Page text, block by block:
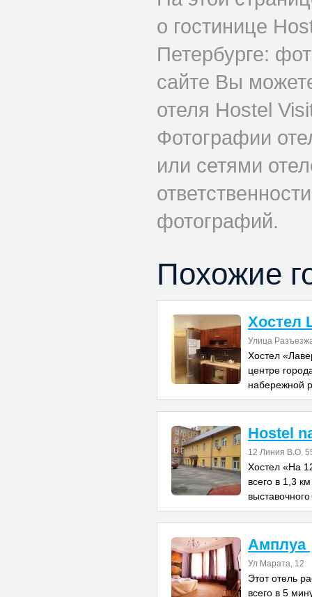
о гостинице
Петербурге:
сайте Вы
отеля Hostel
Фотографии
или сетями
фотографий.
Похожие
Хостел
Улица
Хостел
центре
набережной
Hostel
12 Линия В.О.
Хостел «На
всего в 1,3
выставочного
Амплуа
Ул Марата, 12
Этот отель
всего в 5